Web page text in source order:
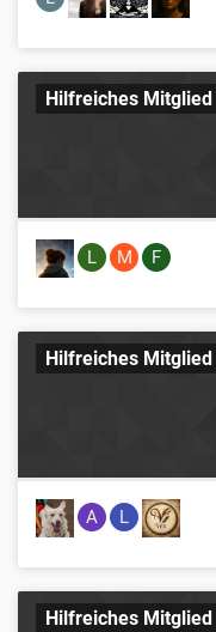
Hilfreiches Mitglied
L M F
Hilfreiches Mitglied
A L
Hilfreiches Mitglied